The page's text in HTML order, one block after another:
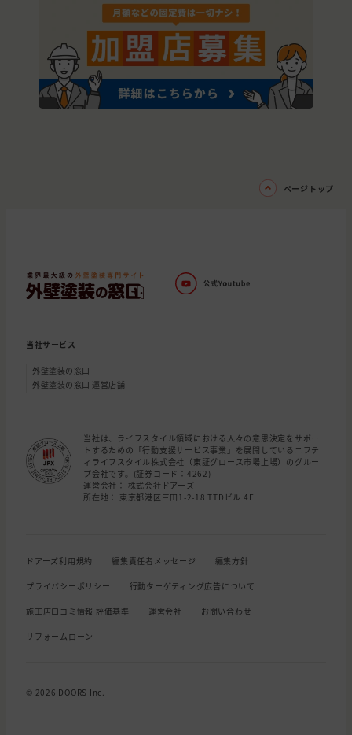
ページトップ
当社サービス
外壁塗装の窓口
外壁塗装の窓口 運営店舗
当社は、ライフスタイル領域における人々の意思決定をサポー
トするための「行動支援サービス事業」を展開しているニフテ
ィライフスタイル株式会社（東証グロース市場上場）のグルー
プ会社です。(証券コード：4262)
運営会社： 株式会社ドアーズ
所在地： 東京都港区三田1-2-18 TTDビル 4F
ドアーズ利用規約 編集責任者メッセージ 編集方針
プライバシーポリシー 行動ターゲティング広告について
施工店口コミ情報 評価基準 運営会社 お問い合わせ
リフォームローン
© 2026 DOORS Inc.